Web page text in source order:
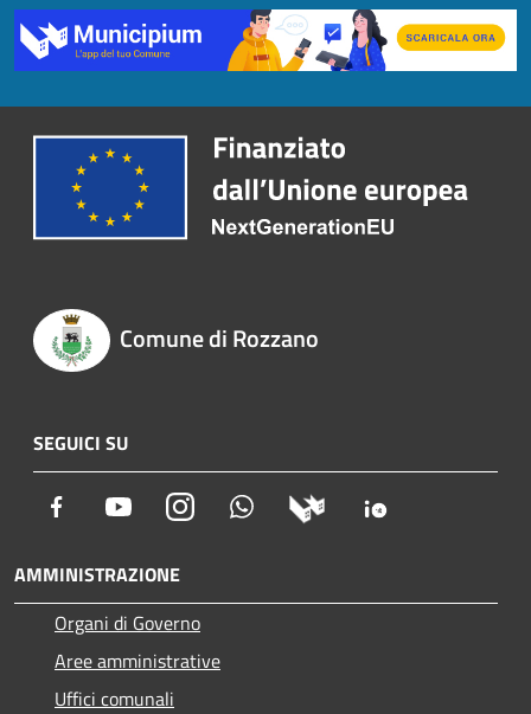
Comune di Rozzano
SEGUICI SU
Facebook YoutubeInstagram Whatsapp
AMMINISTRAZIONE
Organi di Governo
Aree amministrative
Uffici comunali